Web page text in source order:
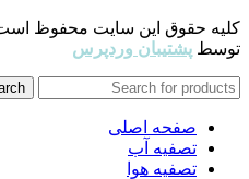
کلیه حقوق این سایت محفوظ
توسط پشتیبان وردپرس
صفحه اصلی
تصفیه آب
تصفیه هوا